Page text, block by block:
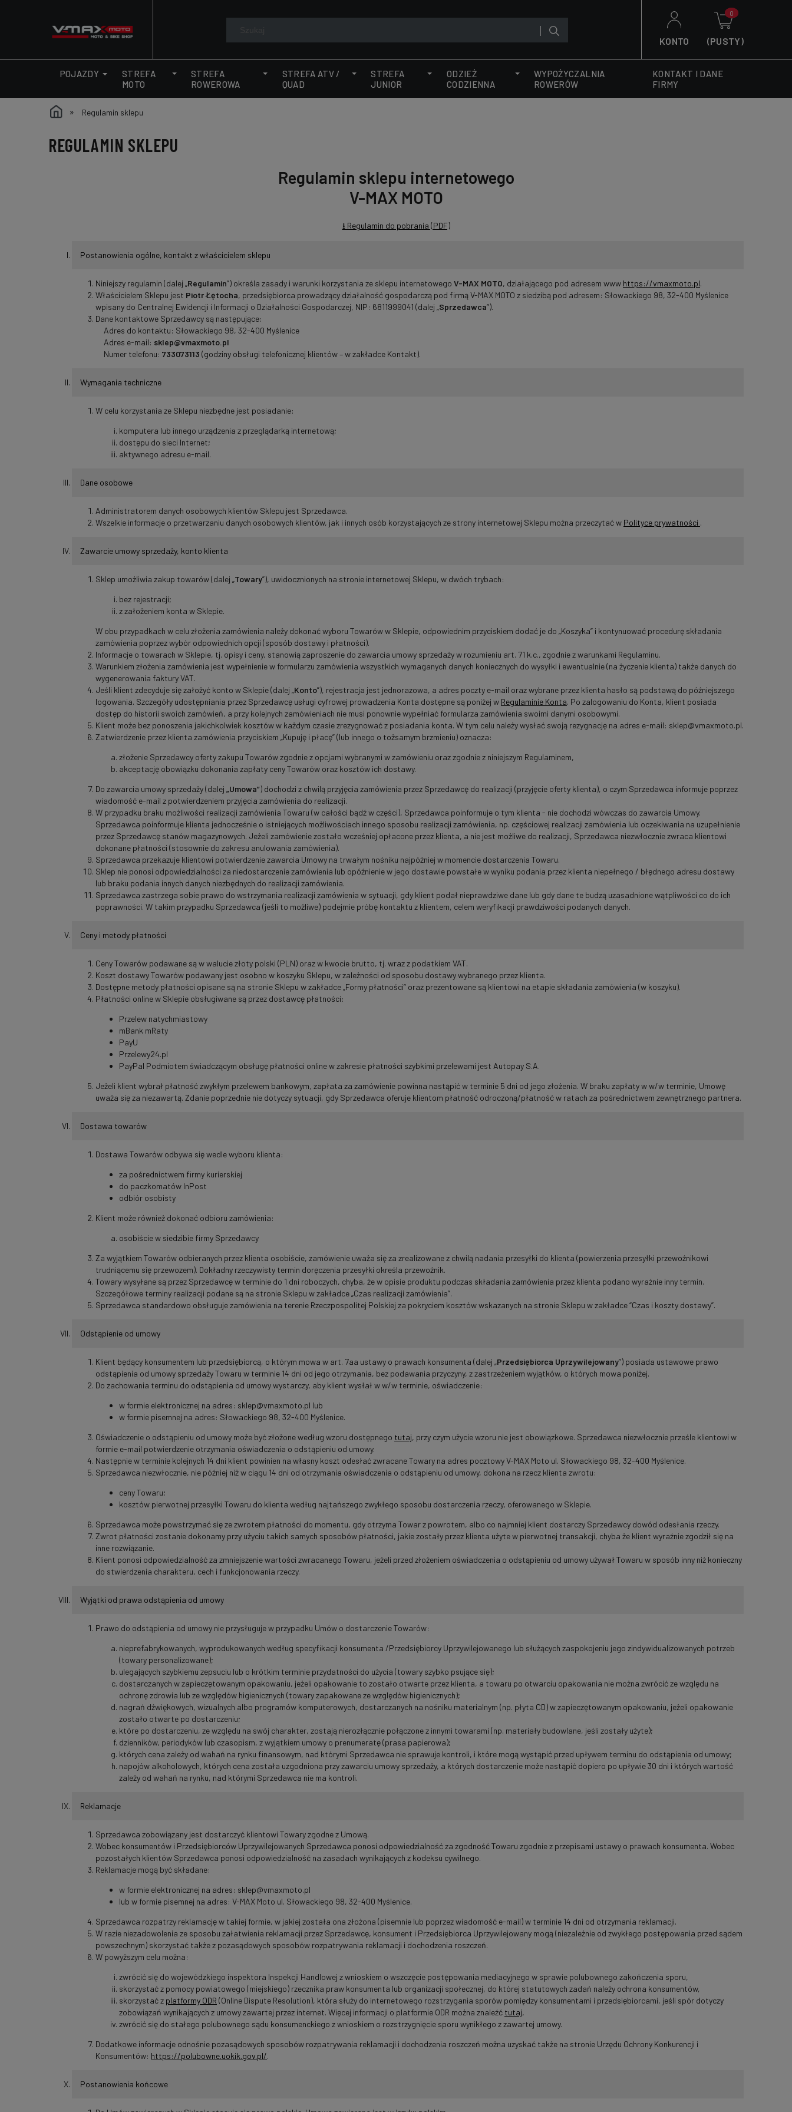
KONTO (PUSTY)
POJAZDY
STREFA
MOTO
STREFA
ROWEROWA
STREFA ATV /
QUAD
STREFA
JUNIOR
ODZIEŻ
CODZIENNA
WYPOŻYCZALNIA
ROWERÓW
KONTAKT I DANE
FIRMY
» Regulamin sklepu
REGULAMIN SKLEPU
Regulamin sklepu internetowego
V-MAX MOTO
⭳ Regulamin do pobrania (PDF)
Postanowienia ogólne, kontakt z właścicielem sklepu
Niniejszy regulamin (dalej „Regulamin”) określa zasady i warunki korzystania ze sklepu internetowego V-MAX MOTO, działającego pod adresem www https://vmaxmoto.pl.
Właścicielem Sklepu jest Piotr Łętocha, przedsiębiorca prowadzący działalność gospodarczą pod firmą V-MAX MOTO z siedzibą pod adresem: Słowackiego 98, 32-400 Myślenice
wpisany do Centralnej Ewidencji i Informacji o Działalności Gospodarczej, NIP: 6811999041 (dalej „Sprzedawca”).
Dane kontaktowe Sprzedawcy są następujące:
Adres do kontaktu: Słowackiego 98, 32-400 Myślenice
Adres e-mail: sklep@vmaxmoto.pl
Numer telefonu: 733073113 (godziny obsługi telefonicznej klientów – w zakładce Kontakt).
Wymagania techniczne
W celu korzystania ze Sklepu niezbędne jest posiadanie:
komputera lub innego urządzenia z przeglądarką internetową;
dostępu do sieci Internet;
aktywnego adresu e-mail.
Dane osobowe
Administratorem danych osobowych klientów Sklepu jest Sprzedawca.
Wszelkie informacje o przetwarzaniu danych osobowych klientów, jak i innych osób korzystających ze strony internetowej Sklepu można przeczytać w Polityce prywatności .
Zawarcie umowy sprzedaży, konto klienta
Sklep umożliwia zakup towarów (dalej „Towary”), uwidocznionych na stronie internetowej Sklepu, w dwóch trybach:
bez rejestracji;
z założeniem konta w Sklepie.
W obu przypadkach w celu złożenia zamówienia należy dokonać wyboru Towarów w Sklepie, odpowiednim przyciskiem dodać je do „Koszyka” i kontynuować procedurę składania
zamówienia poprzez wybór odpowiednich opcji (sposób dostawy i płatności).
Informacje o towarach w Sklepie, tj. opisy i ceny, stanowią zaproszenie do zawarcia umowy sprzedaży w rozumieniu art. 71 k.c., zgodnie z warunkami Regulaminu.
Warunkiem złożenia zamówienia jest wypełnienie w formularzu zamówienia wszystkich wymaganych danych koniecznych do wysyłki i ewentualnie (na życzenie klienta) także danych do
wygenerowania faktury VAT.
Jeśli klient zdecyduje się założyć konto w Sklepie (dalej „Konto”), rejestracja jest jednorazowa, a adres poczty e-mail oraz wybrane przez klienta hasło są podstawą do późniejszego
logowania. Szczegóły udostępniania przez Sprzedawcę usługi cyfrowej prowadzenia Konta dostępne są poniżej w Regulaminie Konta. Po zalogowaniu do Konta, klient posiada
dostęp do historii swoich zamówień, a przy kolejnych zamówieniach nie musi ponownie wypełniać formularza zamówienia swoimi danymi osobowymi.
Klient może bez ponoszenia jakichkolwiek kosztów w każdym czasie zrezygnować z posiadania konta. W tym celu należy wysłać swoją rezygnację na adres e-mail: sklep@vmaxmoto.pl.
Zatwierdzenie przez klienta zamówienia przyciskiem „Kupuję i płacę” (lub innego o tożsamym brzmieniu) oznacza:
złożenie Sprzedawcy oferty zakupu Towarów zgodnie z opcjami wybranymi w zamówieniu oraz zgodnie z niniejszym Regulaminem,
akceptację obowiązku dokonania zapłaty ceny Towarów oraz kosztów ich dostawy.
Do zawarcia umowy sprzedaży (dalej „Umowa”) dochodzi z chwilą przyjęcia zamówienia przez Sprzedawcę do realizacji (przyjęcie oferty klienta), o czym Sprzedawca informuje poprzez
wiadomość e-mail z potwierdzeniem przyjęcia zamówienia do realizacji.
W przypadku braku możliwości realizacji zamówienia Towaru (w całości bądź w części), Sprzedawca poinformuje o tym klienta - nie dochodzi wówczas do zawarcia Umowy.
Sprzedawca poinformuje klienta jednocześnie o istniejących możliwościach innego sposobu realizacji zamówienia, np. częściowej realizacji zamówienia lub oczekiwania na uzupełnienie
przez Sprzedawcę stanów magazynowych. Jeżeli zamówienie zostało wcześniej opłacone przez klienta, a nie jest możliwe do realizacji, Sprzedawca niezwłocznie zwraca klientowi
dokonane płatności (stosownie do zakresu anulowania zamówienia).
Sprzedawca przekazuje klientowi potwierdzenie zawarcia Umowy na trwałym nośniku najpóźniej w momencie dostarczenia Towaru.
Sklep nie ponosi odpowiedzialności za niedostarczenie zamówienia lub opóźnienie w jego dostawie powstałe w wyniku podania przez klienta niepełnego / błędnego adresu dostawy
lub braku podania innych danych niezbędnych do realizacji zamówienia.
Sprzedawca zastrzega sobie prawo do wstrzymania realizacji zamówienia w sytuacji, gdy klient podał nieprawdziwe dane lub gdy dane te budzą uzasadnione wątpliwości co do ich
poprawności. W takim przypadku Sprzedawca (jeśli to możliwe) podejmie próbę kontaktu z klientem, celem weryfikacji prawdziwości podanych danych.
Ceny i metody płatności
Ceny Towarów podawane są w walucie złoty polski (PLN) oraz w kwocie brutto, tj. wraz z podatkiem VAT.
Koszt dostawy Towarów podawany jest osobno w koszyku Sklepu, w zależności od sposobu dostawy wybranego przez klienta.
Dostępne metody płatności opisane są na stronie Sklepu w zakładce „Formy płatności” oraz prezentowane są klientowi na etapie składania zamówienia (w koszyku).
Płatności online w Sklepie obsługiwane są przez dostawcę płatności:
Przelew natychmiastowy
mBank mRaty
PayU
Przelewy24.pl
PayPal Podmiotem świadczącym obsługę płatności online w zakresie płatności szybkimi przelewami jest Autopay S.A.
Jeżeli klient wybrał płatność zwykłym przelewem bankowym, zapłata za zamówienie powinna nastąpić w terminie 5 dni od jego złożenia. W braku zapłaty w w/w terminie, Umowę
uważa się za niezawartą. Zdanie poprzednie nie dotyczy sytuacji, gdy Sprzedawca oferuje klientom płatność odroczoną/płatność w ratach za pośrednictwem zewnętrznego partnera.
Dostawa towarów
Dostawa Towarów odbywa się wedle wyboru klienta:
za pośrednictwem firmy kurierskiej
do paczkomatów InPost
odbiór osobisty
Klient może również dokonać odbioru zamówienia:
osobiście w siedzibie firmy Sprzedawcy
Za wyjątkiem Towarów odbieranych przez klienta osobiście, zamówienie uważa się za zrealizowane z chwilą nadania przesyłki do klienta (powierzenia przesyłki przewoźnikowi
trudniącemu się przewozem). Dokładny rzeczywisty termin doręczenia przesyłki określa przewoźnik.
Towary wysyłane są przez Sprzedawcę w terminie do 1 dni roboczych, chyba, że w opisie produktu podczas składania zamówienia przez klienta podano wyraźnie inny termin.
Szczegółowe terminy realizacji podane są na stronie Sklepu w zakładce „Czas realizacji zamówienia”.
Sprzedawca standardowo obsługuje zamówienia na terenie Rzeczpospolitej Polskiej za pokryciem kosztów wskazanych na stronie Sklepu w zakładce “Czas i koszty dostawy”.
Odstąpienie od umowy
Klient będący konsumentem lub przedsiębiorcą, o którym mowa w art. 7aa ustawy o prawach konsumenta (dalej „Przedsiębiorca Uprzywilejowany”) posiada ustawowe prawo
odstąpienia od umowy sprzedaży Towaru w terminie 14 dni od jego otrzymania, bez podawania przyczyny, z zastrzeżeniem wyjątków, o których mowa poniżej.
Do zachowania terminu do odstąpienia od umowy wystarczy, aby klient wysłał w w/w terminie, oświadczenie:
w formie elektronicznej na adres: sklep@vmaxmoto.pl lub
w formie pisemnej na adres: Słowackiego 98, 32-400 Myślenice.
Oświadczenie o odstąpieniu od umowy może być złożone według wzoru dostępnego tutaj, przy czym użycie wzoru nie jest obowiązkowe. Sprzedawca niezwłocznie prześle klientowi w
formie e-mail potwierdzenie otrzymania oświadczenia o odstąpieniu od umowy.
Następnie w terminie kolejnych 14 dni klient powinien na własny koszt odesłać zwracane Towary na adres pocztowy V-MAX Moto ul. Słowackiego 98, 32-400 Myślenice.
Sprzedawca niezwłocznie, nie później niż w ciągu 14 dni od otrzymania oświadczenia o odstąpieniu od umowy, dokona na rzecz klienta zwrotu:
ceny Towaru;
kosztów pierwotnej przesyłki Towaru do klienta według najtańszego zwykłego sposobu dostarczenia rzeczy, oferowanego w Sklepie.
Sprzedawca może powstrzymać się ze zwrotem płatności do momentu, gdy otrzyma Towar z powrotem, albo co najmniej klient dostarczy Sprzedawcy dowód odesłania rzeczy.
Zwrot płatności zostanie dokonamy przy użyciu takich samych sposobów płatności, jakie zostały przez klienta użyte w pierwotnej transakcji, chyba że klient wyraźnie zgodził się na
inne rozwiązanie.
Klient ponosi odpowiedzialność za zmniejszenie wartości zwracanego Towaru, jeżeli przed złożeniem oświadczenia o odstąpieniu od umowy używał Towaru w sposób inny niż konieczny
do stwierdzenia charakteru, cech i funkcjonowania rzeczy.
Wyjątki od prawa odstąpienia od umowy
Prawo do odstąpienia od umowy nie przysługuje w przypadku Umów o dostarczenie Towarów:
nieprefabrykowanych, wyprodukowanych według specyfikacji konsumenta /Przedsiębiorcy Uprzywilejowanego lub służących zaspokojeniu jego zindywidualizowanych potrzeb
(towary personalizowane);
ulegających szybkiemu zepsuciu lub o krótkim terminie przydatności do użycia (towary szybko psujące się);
dostarczanych w zapieczętowanym opakowaniu, jeżeli opakowanie to zostało otwarte przez klienta, a towaru po otwarciu opakowania nie można zwrócić ze względu na
ochronę zdrowia lub ze względów higienicznych (towary zapakowane ze względów higienicznych);
nagrań dźwiękowych, wizualnych albo programów komputerowych, dostarczanych na nośniku materialnym (np. płyta CD) w zapieczętowanym opakowaniu, jeżeli opakowanie
zostało otwarte po dostarczeniu;
które po dostarczeniu, ze względu na swój charakter, zostają nierozłącznie połączone z innymi towarami (np. materiały budowlane, jeśli zostały użyte);
dzienników, periodyków lub czasopism, z wyjątkiem umowy o prenumeratę (prasa papierowa);
których cena zależy od wahań na rynku finansowym, nad którymi Sprzedawca nie sprawuje kontroli, i które mogą wystąpić przed upływem terminu do odstąpienia od umowy;
napojów alkoholowych, których cena została uzgodniona przy zawarciu umowy sprzedaży, a których dostarczenie może nastąpić dopiero po upływie 30 dni i których wartość
zależy od wahań na rynku, nad którymi Sprzedawca nie ma kontroli.
Reklamacje
Sprzedawca zobowiązany jest dostarczyć klientowi Towary zgodne z Umową.
Wobec konsumentów i Przedsiębiorców Uprzywilejowanych Sprzedawca ponosi odpowiedzialność za zgodność Towaru zgodnie z przepisami ustawy o prawach konsumenta. Wobec
pozostałych klientów Sprzedawca ponosi odpowiedzialność na zasadach wynikających z kodeksu cywilnego.
Reklamacje mogą być składane:
w formie elektronicznej na adres: sklep@vmaxmoto.pl
lub w formie pisemnej na adres: V-MAX Moto ul. Słowackiego 98, 32-400 Myślenice.
Sprzedawca rozpatrzy reklamację w takiej formie, w jakiej została ona złożona (pisemnie lub poprzez wiadomość e-mail) w terminie 14 dni od otrzymania reklamacji.
W razie niezadowolenia ze sposobu załatwienia reklamacji przez Sprzedawcę, konsument i Przedsiębiorca Uprzywilejowany mogą (niezależnie od zwykłego postępowania przed sądem
powszechnym) skorzystać także z pozasądowych sposobów rozpatrywania reklamacji i dochodzenia roszczeń.
W powyższym celu można:
zwrócić się do wojewódzkiego inspektora Inspekcji Handlowej z wnioskiem o wszczęcie postępowania mediacyjnego w sprawie polubownego zakończenia sporu,
skorzystać z pomocy powiatowego (miejskiego) rzecznika praw konsumenta lub organizacji społecznej, do której statutowych zadań należy ochrona konsumentów,
skorzystać z platformy ODR (Online Dispute Resolution), która służy do internetowego rozstrzygania sporów pomiędzy konsumentami i przedsiębiorcami, jeśli spór dotyczy
zobowiązań wynikających z umowy zawartej przez internet. Więcej informacji o platformie ODR można znaleźć tutaj,
zwrócić się do stałego polubownego sądu konsumenckiego z wnioskiem o rozstrzygnięcie sporu wynikłego z zawartej umowy.
Dodatkowe informacje odnośnie pozasądowych sposobów rozpatrywania reklamacji i dochodzenia roszczeń można uzyskać także na stronie Urzędu Ochrony Konkurencji i
Konsumentów: https://polubowne.uokik.gov.pl/.
Postanowienia końcowe